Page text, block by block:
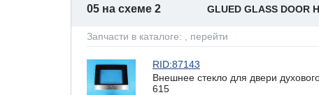
05 на схеме 2 GLUED GLASS DOOR
Запчасти в каталоге: , перейти
RID:87143
Внешнее стекло для двери
615